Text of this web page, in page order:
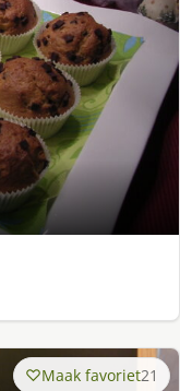
Maak favoriet21